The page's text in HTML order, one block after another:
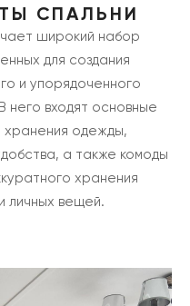
СПАЛЬНИ
широкий набор
для создания
и упорядоченного
него входят основные
одежды,
а также комоды
хранения
личных вещей.